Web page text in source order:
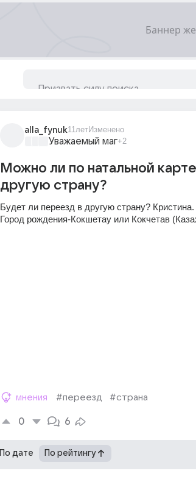
alla_fynuk11летИзменено
Уважаемый маг+2
Можно ли по натальной
другую страну?
Будет ли переезд в другую страну?
Город рождения-Кокшетау или Кокчетав
мнения #переезд #страна
0 6
По дате По рейтингу